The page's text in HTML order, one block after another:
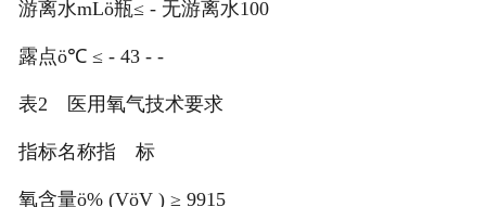
游离水mLö瓶≤ - 无游离水100
露点ö℃ ≤ - 43 - -
表2 医用氧气技术要求
指标名称指 标
氧含量ö% (VöV ) ≥ 9915